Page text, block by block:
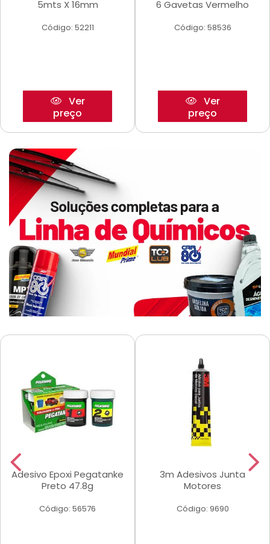
5mts X 16mm
Código: 52211
Ver
preço
6 Gavetas Vermelho
Código: 58536
Ver
preço
Adesivo Epoxi Pegatanke
Preto 47.8g
Código: 56576
3m Adesivos Junta
Motores
Código: 9690